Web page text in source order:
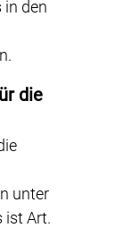
in den
die
unter
ist Art.